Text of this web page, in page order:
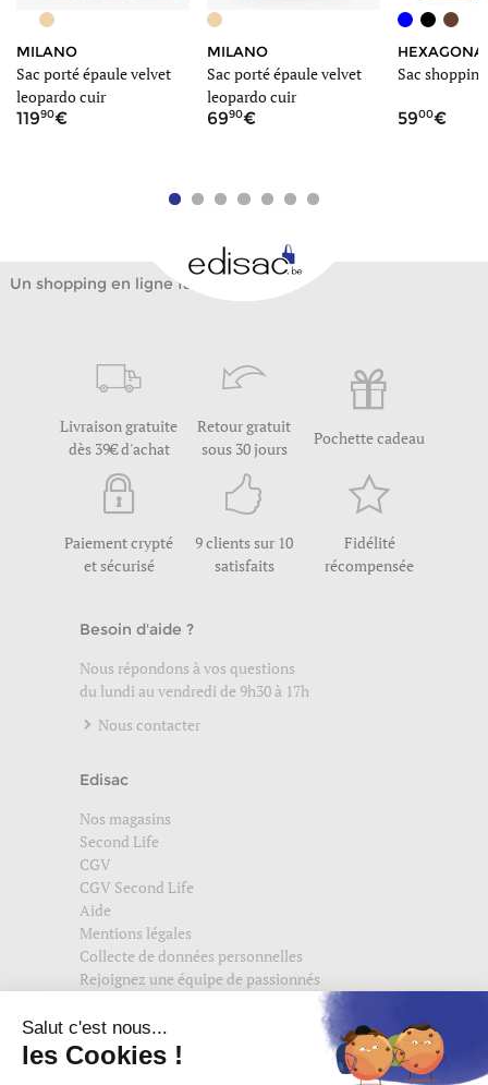
MILANO
Sac porté épaule velvet
leopardo cuir
11990
MILANO
Sac porté épaule velvet
leopardo cuir
6990
HEXAGONA
Sac
5900
Un shopping en ligne facile
Livraison gratuite
dès 39€ d'achat
Retour gratuit
sous 30 jours
Pochette cadeau
Paiement crypté
et sécurisé
9 clients sur 10
satisfaits
Fidélité
récompensée
Besoin d'aide ?
Nous répondons à vos questions
du lundi au vendredi de 9h30 à 17h
Nous contacter
Edisac
Nos magasins
Second Life
CGV
CGV Second Life
Aide
Mentions légales
Collecte de données personnelles
Rejoignez une équipe de passionnés
edisac.com
edisac.nl.